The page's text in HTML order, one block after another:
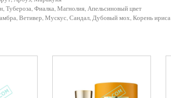
Тубероза, Фиалка, Магнолия, Апельсиновый цвет
Ветивер, Мускус, Сандал, Дубовый мох, Корень ириса